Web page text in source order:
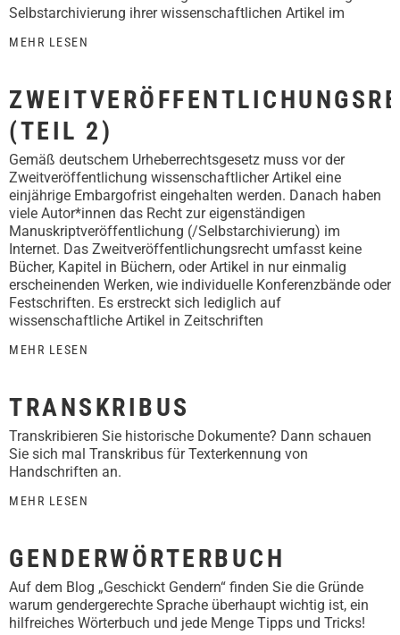
Selbstarchivierung ihrer wissenschaftlichen Artikel im
MEHR LESEN
(TEIL 2)
Gemäß deutschem Urheberrechtsgesetz muss vor der
Zweitveröffentlichung wissenschaftlicher Artikel eine
einjährige Embargofrist eingehalten werden. Danach haben
viele Autor*innen das Recht zur eigenständigen
Manuskriptveröffentlichung (/Selbstarchivierung) im
Internet. Das Zweitveröffentlichungsrecht umfasst keine
Bücher, Kapitel in Büchern, oder Artikel in nur einmalig
erscheinenden Werken, wie individuelle Konferenzbände oder
Festschriften. Es erstreckt sich lediglich auf
wissenschaftliche Artikel in Zeitschriften
MEHR LESEN
TRANSKRIBUS
Transkribieren Sie historische Dokumente? Dann schauen
Sie sich mal Transkribus für Texterkennung von
Handschriften an.
MEHR LESEN
GENDERWÖRTERBUCH
Auf dem Blog „Geschickt Gendern“ finden Sie die Gründe
warum gendergerechte Sprache überhaupt wichtig ist, ein
hilfreiches Wörterbuch und jede Menge Tipps und Tricks!